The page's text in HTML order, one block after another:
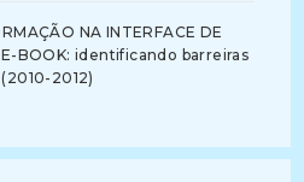
NA INTERFACE DE
E-BOOK: identificando barreiras
2012)